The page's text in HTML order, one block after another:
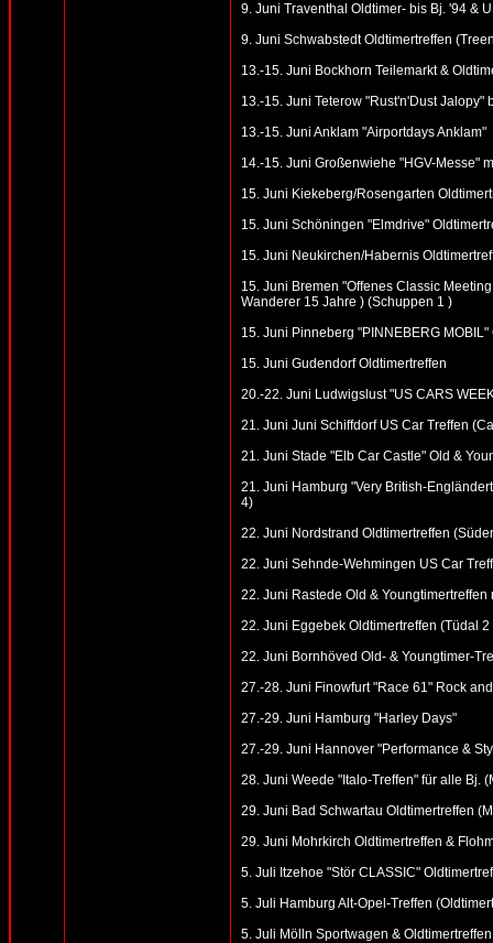
9. Juni Traventhal Oldtimer- bis Bj. '94 &
9. Juni Schwabstedt Oldtimertreffen
13.-15. Juni Bockhorn Teilemarkt &
13.-15. Juni Teterow "Rust'n'Dust
13.-15. Juni Anklam "Airportdays Anklam"
14.-15. Juni Großenwiehe "HGV-Messe"
15. Juni Kiekeberg/Rosengarten
15. Juni Schöningen "Elmdrive"
15. Juni Neukirchen/Habernis
15. Juni Bremen "Offenes Classic
Wanderer 15 Jahre ) (Schuppen 1 )
15. Juni Pinneberg "PINNEBERG
15. Juni Gudendorf Oldtimertreffen
20.-22. Juni Ludwigslust "US CARS
21. Juni Juni Schiffdorf US Car Treffen
21. Juni Stade "Elb Car Castle" Old &
21. Juni Hamburg "Very British-
4)
22. Juni Nordstrand Oldtimertreffen
22. Juni Sehnde-Wehmingen US Car
22. Juni Rastede Old &
22. Juni Eggebek Oldtimertreffen (Tüdal 2
22. Juni Bornhöved Old- & Youngtimer-
27.-28. Juni Finowfurt "Race 61" Rock
27.-29. Juni Hamburg "Harley Days"
27.-29. Juni Hannover "Performance &
28. Juni Weede "Italo-Treffen" für alle Bj.
29. Juni Bad Schwartau Oldtimertreffen
29. Juni Mohrkirch Oldtimertreffen &
5. Juli Itzehoe "Stör CLASSIC"
5. Juli Hamburg Alt-Opel-Treffen
5. Juli Mölln Sportwagen &